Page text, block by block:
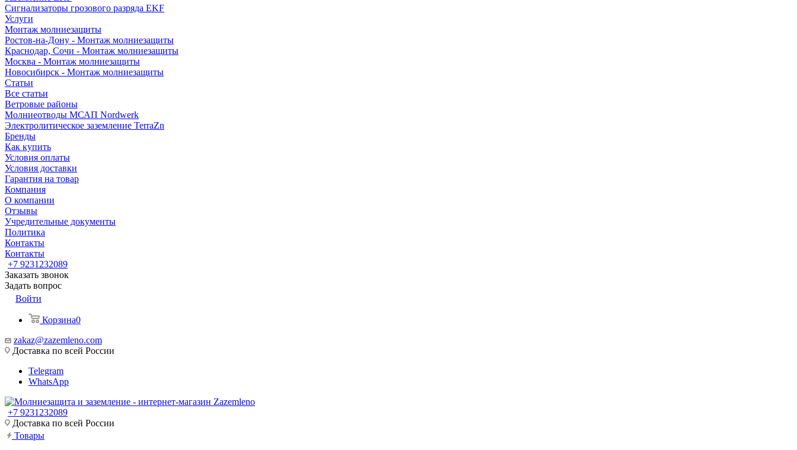
Сигнализаторы грозового разряда EKF
Услуги
Монтаж молниезащиты
Ростов-на-Дону - Монтаж молниезащиты
Краснодар, Сочи - Монтаж молниезащиты
Москва - Монтаж молниезащиты
Новосибирск - Монтаж молниезащиты
Статьи
Все статьи
Ветровые районы
Молниеотводы МСАП Nordwerk
Электролитическое заземление TerraZn
Бренды
Как купить
Условия оплаты
Условия доставки
Гарантия на товар
Компания
О компании
Отзывы
Учредительные документы
Политика
Контакты
Контакты
+7 9231232089
Заказать звонок
Задать вопрос
Войти
Корзина0
zakaz@zazemleno.com
Доставка по всей России
Telegram
WhatsApp
+7 9231232089
Доставка по всей России
Товары